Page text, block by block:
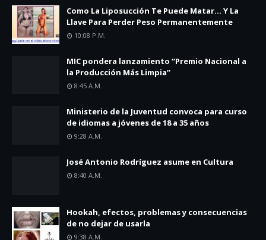
Como La Liposucción Te Puede Matar… Y La
Llave Para Perder Peso Permanentemente
10:08 P.m.
MIC pondera lanzamiento “Premio Nacional a
la Producción Más Limpia”
8:45 A.m.
Ministerio de la Juventud convoca para curso
de idiomas a jóvenes de 18 a 35 años
9:28 A.m.
José Antonio Rodríguez asume en Cultura
8:40 A.m.
Hookah, efectos, problemas y consecuencias
de no dejar de usarla
9:38 A.m.